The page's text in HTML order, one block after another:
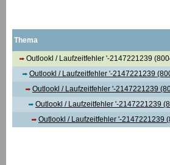
Thema
Outlookl / Laufzeitfehler '-2147221239
Outlookl / Laufzeitfehler '-2147221239
Outlookl / Laufzeitfehler '-2147221239
Outlookl / Laufzeitfehler '-2147221239
Outlookl / Laufzeitfehler '-2147221239